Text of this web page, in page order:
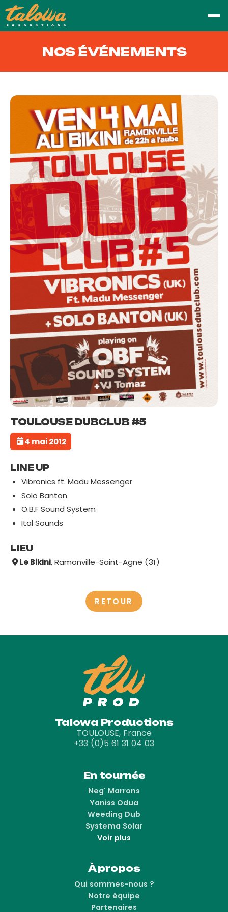
NOS ÉVÉNEMENTS
TOULOUSE DUBCLUB #5
4 mai 2012
LINE UP
Vibronics ft. Madu Messenger
Solo Banton
O.B.F Sound System
Ital Sounds
LIEU
Le Bikini, Ramonville-Saint-Agne (31)
RETOUR
Talowa Productions
TOULOUSE, France
+33 (0)5 61 31 04 03
En tournée
Neg' Marrons
Yaniss Odua
Weeding Dub
Systema Solar
Voir plus
À propos
Qui sommes-nous ?
Notre équipe
Partenaires